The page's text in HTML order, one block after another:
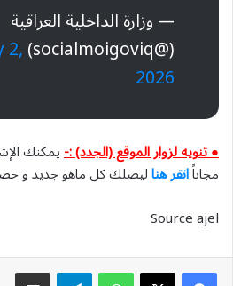
— وزارة الداخلية العراقية
(@socialmoigoviq)
2,
2026
● تنويه لزوار الموقع (الجدد) :-يمكنك
مجاناًانقر هناليصلك كل ماهو جديد و
Source ajel
واتسابتيلقرام مشاركة عبر البريد